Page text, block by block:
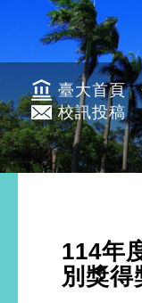
臺大首頁
校訊投稿
114年
別獎得